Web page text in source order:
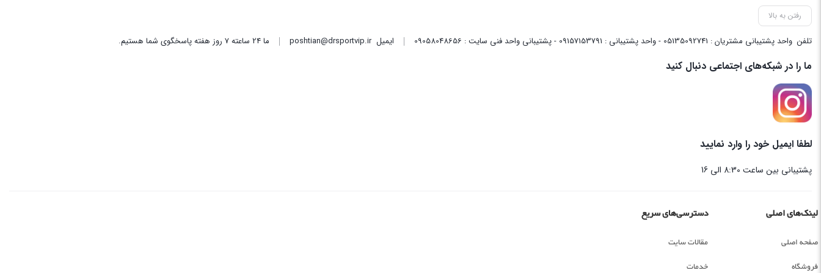
رفتن به بالا
تلفن واحد پشتیبانی مشتریان : 05135092741 - واحد پشتیبانی : 09157153791 - پشتیبانی واحد فنی سایت : 09058048656 ایمیلposhtian@drsportvip.ir ما 24 ساعته 7 روز هفته پاسخگوی شما هستیم.
ما را در شبکه‌های اجتماعی دنبال کنید
لطفا ایمیل خود را وارد نمایید
پشتیبانی بین ساعت 8:30 الی 16
لینک‌های اصلی
صفحه اصلی
فروشگاه
دسترسی‌های سریع
مقالات سایت
خدمات